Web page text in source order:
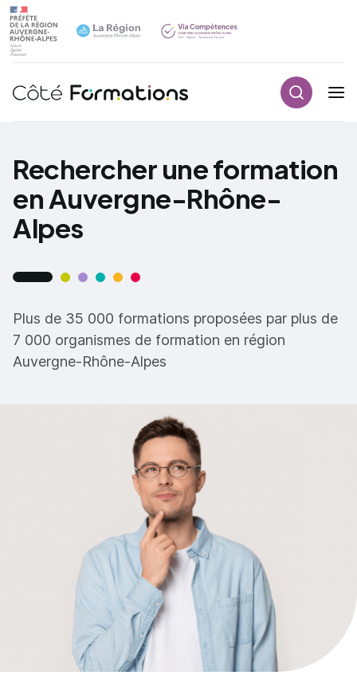
Navigation principale
Rechercher une formation
en Auvergne-Rhône-
Alpes
Plus de 35 000 formations proposées par plus de
7 000 organismes de formation en région
Auvergne-Rhône-Alpes